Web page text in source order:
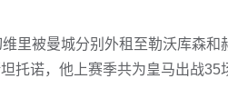
里被曼城分别外租至勒沃库森
托诺，他上赛季共为皇马出战35